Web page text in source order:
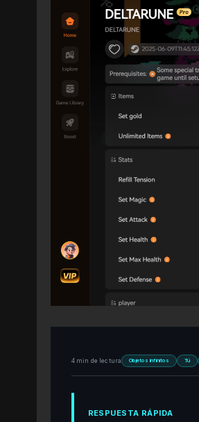
4 min de lectura Objetos infinitos Tú
RESPUESTA RÁPIDA